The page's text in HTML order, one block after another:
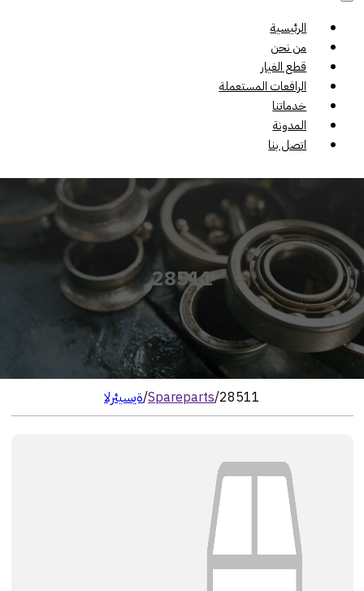
الرئيسية
من نحن
قطع الغيار
الرافعات المستعملة
خدماتنا
المدونة
اتصل بنا
28511
الرئيسية/Spareparts/28511